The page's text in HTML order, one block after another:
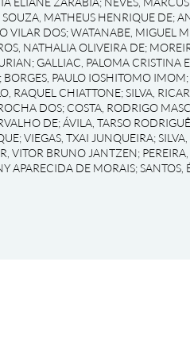
SOUZA, MATHEUS HENRIQUE DE;
VILAR DOS;WATANABE, MIGUEL
NATHALIA OLIVEIRA DE;
; GALLIAC, PALOMA CRISTINA
BORGES, PAULO IOSHITOMO IMOM;
RAQUEL CHIATTONE;SILVA,
DOS; COSTA, RODRIGO
DE;ÁVILA, TARSO
;VIEGAS, TXAI JUNQUEIRA;
VITOR BRUNO JANTZEN;
APARECIDA DE MORAIS;SANTOS,